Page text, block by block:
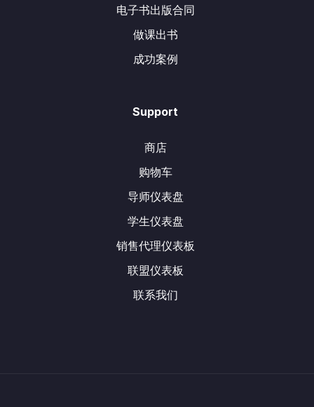
电子书出版合同
做课出书
成功案例
Support
商店
购物车
导师仪表盘
学生仪表盘
销售代理仪表板
联盟仪表板
联系我们